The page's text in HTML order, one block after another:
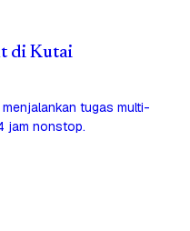
di Kutai
tugas multi-
jam nonstop.